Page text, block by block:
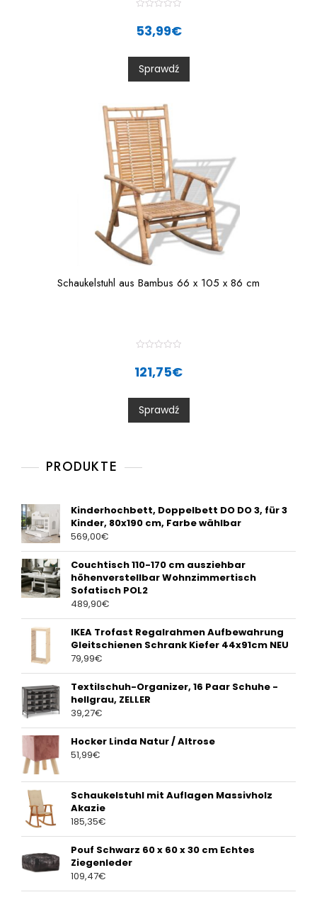
t
0
o
u
t
5
53,99€
Sprawdź
Schaukelstuhl aus Bambus 66 x 105 x 86 cm
0
o
u
t
121,75€
Sprawdź
PRODUKTE
Kinderhochbett, Doppelbett DO DO 3, für 3
Kinder, 80x190 cm, Farbe wählbar
569,00€
Couchtisch 110-170 cm ausziehbar
höhenverstellbar Wohnzimmertisch
Sofatisch POL2
489,90€
IKEA Trofast Regalrahmen Aufbewahrung
Gleitschienen Schrank Kiefer 44x91cm NEU
79,99€
Textilschuh-Organizer, 16 Paar Schuhe -
hellgrau, ZELLER
39,27€
Hocker Linda Natur / Altrose
51,99€
Schaukelstuhl mit Auflagen Massivholz
Akazie
185,35€
Pouf Schwarz 60 x 60 x 30 cm Echtes
Ziegenleder
109,47€